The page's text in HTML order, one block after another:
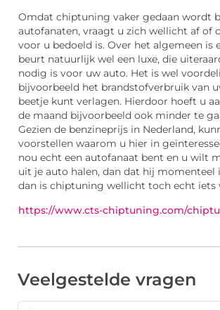
Omdat chiptuning vaker gedaan wordt
autofanaten, vraagt u zich wellicht af of
voor u bedoeld is. Over het algemeen is
beurt natuurlijk wel een luxe, die
nodig is voor uw auto. Het is wel
bijvoorbeeld het brandstofverbruik van
beetje kunt verlagen. Hierdoor hoeft u
de maand bijvoorbeeld ook minder te
Gezien de benzineprijs in Nederland,
voorstellen waarom u hier in
nou echt een autofanaat bent en u wilt
uit je auto halen, dan dat hij momenteel
dan is chiptuning wellicht toch echt iets
https://www.cts-chiptuning.com/
Veelgestelde vragen